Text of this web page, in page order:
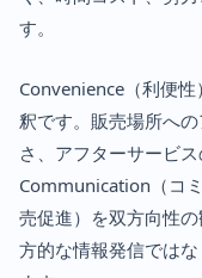
す。
Convenience（利便
釈です。販売場所へ
さ、アフターサービ
Communication（コ
売促進）を双方向性
方的な情報発信では